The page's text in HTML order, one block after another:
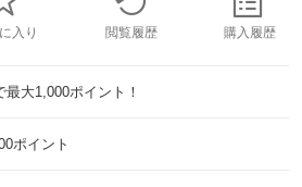
入り 閲覧履歴 購入履歴
大1,000ポイント！
ポイント